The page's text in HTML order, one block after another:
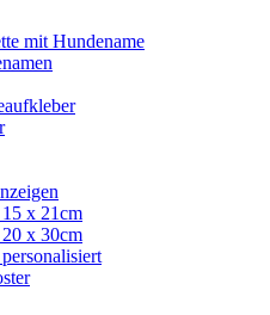
mit Hundename
x 21cm
x 30cm